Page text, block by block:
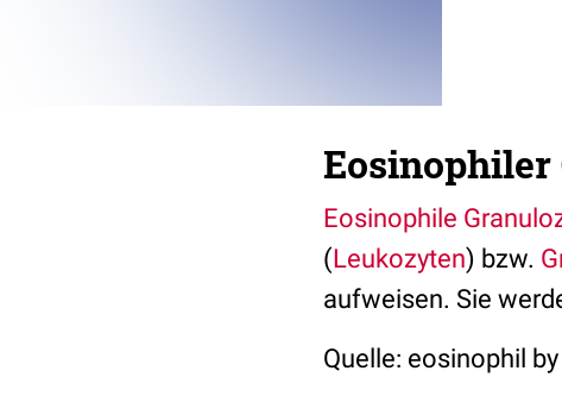
Eosinophile
(Leukozyten) bzw.
aufweisen. Sie
Quelle: eosinophil by